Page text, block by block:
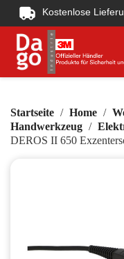
Kostenlose
Startseite Home
Handwerkzeug
DEROS II 650